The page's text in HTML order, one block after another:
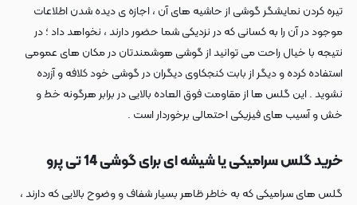
تیره کردن نمایشگر گوشی از حاشیه های آن ، اجازه ی دیده شدن اطلاعات
موجود در آن را به کسانی که در نزدیکی شما حضور دارند ، نخواهد داد ؛ در
نتیجه با خیال راحت می توانید از گوشی هوشمندتان در مکان های عمومی
استفاده کرده و دیگر از بابت کنجکاوی دیگران در گوشی خود کلافه و آزرده
نشوید . این گلس ها از مقاومت فوق العاده بالایی در برابر هرگونه خط و
خش و آسیب های فیزیکی احتمالی برخوردار است .
خرید گلس سرامیکی یا شیشه ای برای گوشی 14 تی پرو
گلس های سرامیکی که به خاطر ظاهر بسیار شفاف و وضوح بالایی که دارند ،